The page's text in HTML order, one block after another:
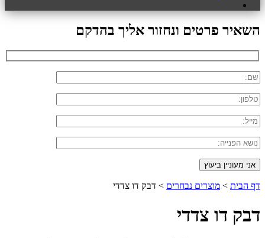
השאיר פרטים ונחזור אליך בהדקם
דף הבית> מוצרים נבחרים> דבק דו צדדי
דבק דו צדדי